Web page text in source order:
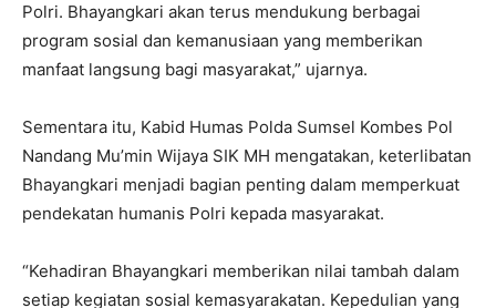
Polri. Bhayangkari akan terus mendukung berbagai
program sosial dan kemanusiaan yang memberikan
manfaat langsung bagi masyarakat,” ujarnya.
Sementara itu, Kabid Humas Polda Sumsel Kombes Pol
Nandang Mu’min Wijaya SIK MH mengatakan, keterlibatan
Bhayangkari menjadi bagian penting dalam memperkuat
pendekatan humanis Polri kepada masyarakat.
“Kehadiran Bhayangkari memberikan nilai tambah dalam
setiap kegiatan sosial kemasyarakatan. Kepedulian yang